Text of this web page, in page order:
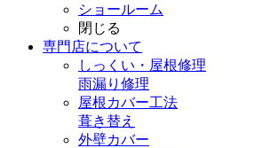
ショールーム
閉じる
専門店について
しっくい・屋根修理
雨漏り修理
屋根カバー工法
葺き替え
外壁カバー